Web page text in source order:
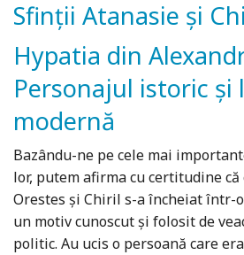
Sfinții Atanasie și
Hypatia din
Personajul istoric și
modernă
Bazându-ne pe cele mai
lor, putem afirma cu certitudine
Orestes și Chiril s-a încheiat într-
un motiv cunoscut și folosit de
politic. Au ucis o persoană care